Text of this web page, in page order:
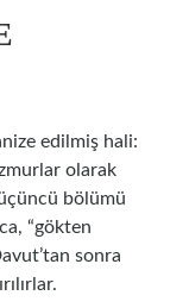
olarak
üçüncü bölümü
“gökten
sonra